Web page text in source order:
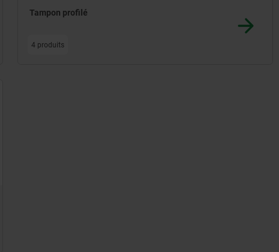
Tampon profilé
4 produits